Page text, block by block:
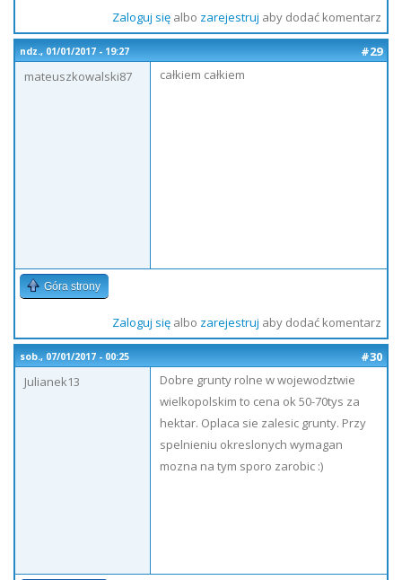
Zaloguj sięalbo zarejestruj aby dodać komentarz
ndz., 01/01/2017 - 19:27
#29
mateuszkowalski87
całkiem całkiem
Góra strony
Zaloguj sięalbo zarejestruj aby dodać komentarz
sob., 07/01/2017 - 00:25
#30
Julianek13
Dobre grunty rolne w wojewodztwie
wielkopolskim to cena ok 50-70tys za
hektar. Oplaca sie zalesic grunty. Przy
spelnieniu okreslonych wymagan
mozna na tym sporo zarobic :)